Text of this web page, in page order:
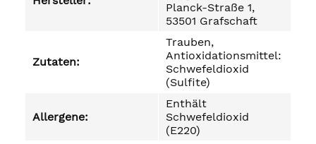
Planck-Straße 1,
53501 Grafschaft
Zutaten:
Trauben,
Antioxidationsmittel:
Schwefeldioxid
(Sulfite)
Allergene:
Enthält
Schwefeldioxid
(E220)